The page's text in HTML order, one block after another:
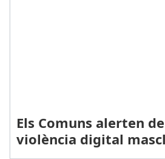
Els Comuns alerten
violència digital